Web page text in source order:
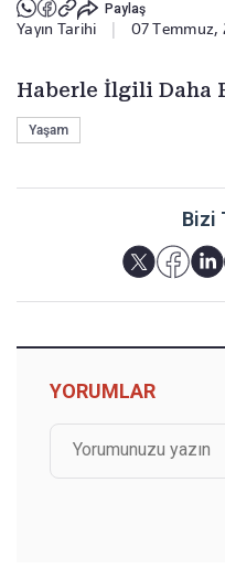
Paylaş
Yayın Tarihi 07 Temmuz,
Haberle İlgili Daha
Yaşam
Bizi
YORUMLAR